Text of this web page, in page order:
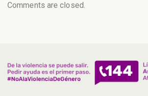
Comments are closed.